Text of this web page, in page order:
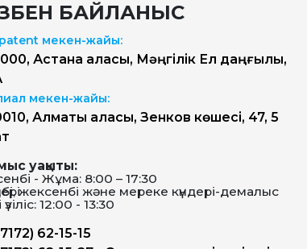
БАЙЛАНЫС
мекен-жайы:
Астана қаласы, Мәңгілік Ел даңғылы,
мекен-жайы:
Алматы қаласы, Зенков көшесі, 47, 5
уақыты:
- Жұма: 8:00 – 17:30
демалыс күндері
үзіліс: 12:00 - 13:30
62-15-15